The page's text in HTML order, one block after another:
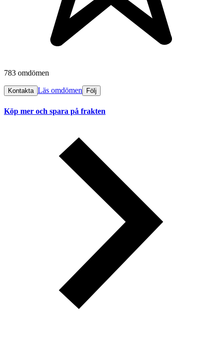
783 omdömen
Kontakta Läs omdömen Följ
Köp mer och spara på frakten